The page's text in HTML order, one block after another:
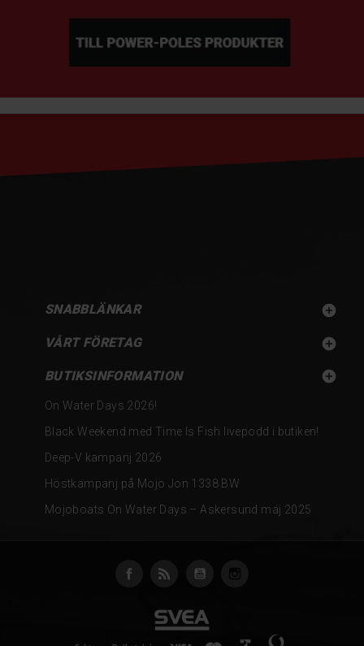
SNABBLÄNKAR 
VÅRT FÖRETAG 
BUTIKSINFORMATION 
On Water Days 2026!
Black Weekend med Time Is Fish livepodd i butiken!
Deep-V kampanj 2026
Höstkampanj på Mojo Jon 1338 BW
Mojoboats On Water Days – Askersund maj 2025
Facebook
RSS